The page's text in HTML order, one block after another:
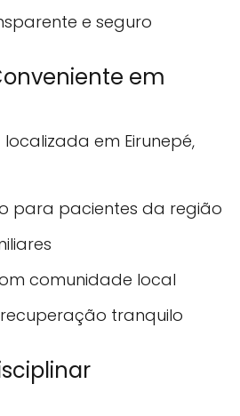
e seguro
em
em Eirunepé,
para pacientes da região
comunidade local
tranquilo